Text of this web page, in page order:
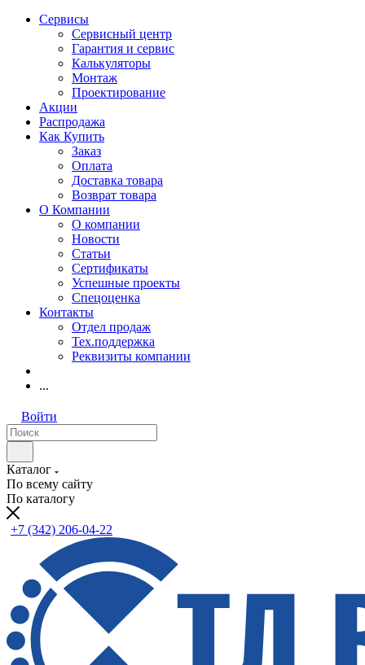
Сервисы
Сервисный центр
Гарантия и сервис
Калькуляторы
Монтаж
Проектирование
Акции
Распродажа
Как Купить
Заказ
Оплата
Доставка товара
Возврат товара
О Компании
О компании
Новости
Статьи
Сертификаты
Успешные проекты
Спецоценка
Контакты
Отдел продаж
Тех.поддержка
Реквизиты компании
...
Войти
Каталог
По всему сайту
По каталогу
+7 (342) 206-04-22